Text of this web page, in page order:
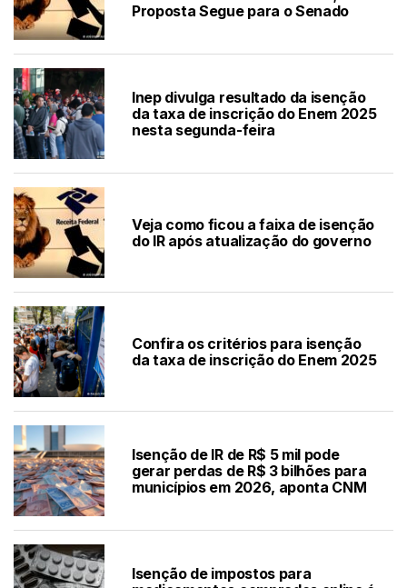
Proposta Segue para o Senado
Inep divulga resultado da isenção
da taxa de inscrição do Enem 2025
nesta segunda-feira
Veja como ficou a faixa de isenção
do IR após atualização do governo
Confira os critérios para isenção
da taxa de inscrição do Enem 2025
Isenção de IR de R$ 5 mil pode
gerar perdas de R$ 3 bilhões para
municípios em 2026, aponta CNM
Isenção de impostos para